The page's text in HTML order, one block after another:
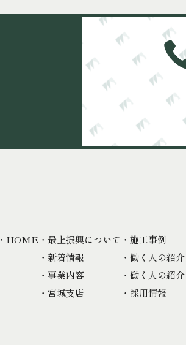
・HOME・最上振興について
・新着情報
・事業内容
・宮城支店
・施工事例
・働く人の紹介
・働く人の紹
・採用情報